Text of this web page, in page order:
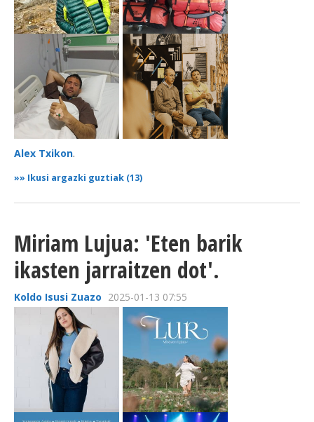
BEREZIAK
ARGAZKIAK
... AUKERA GEHIAGO
Alex Txikon.
»» Ikusi argazki guztiak (13)
Miriam Lujua: 'Eten barik
ikasten jarraitzen dot'.
Koldo Isusi Zuazo 2025-01-13 07:55